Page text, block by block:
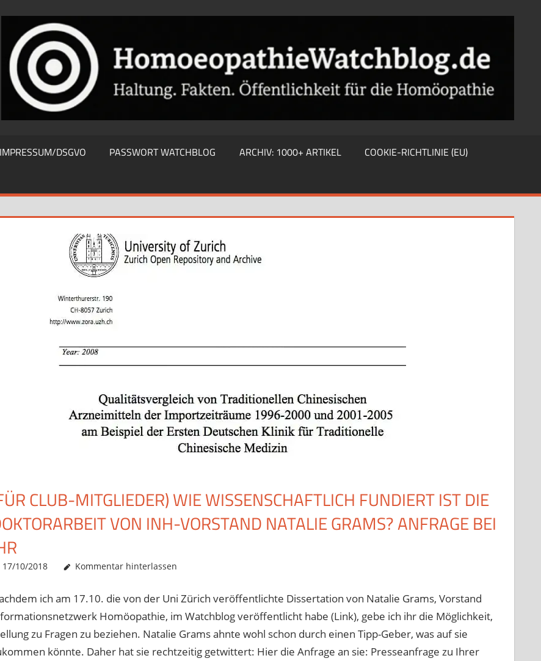
IMPRESSUM/DSGVO PASSWORT WATCHBLOG ARCHIV: 1000+ ARTIKEL
COOKIE-RICHTLINIE (EU)
CLUB-MITGLIEDER) WIE WISSENSCHAFTLICH FUNDIERT IST DIE
VON INH-VORSTAND NATALIE GRAMS? ANFRAGE BEI
17/10/2018 Christian J. Becker
Allgemein
Kommentar hinterlassen
ich am 17.10. die von der Uni Zürich veröffentlichte Dissertation von Natalie Grams, Vorstand
Homöopathie, im Watchblog veröffentlicht habe (Link), gebe ich ihr die Möglichkeit,
zu Fragen zu beziehen. Natalie Grams ahnte wohl schon durch einen Tipp-Geber, was auf sie
könnte. Daher hat sie rechtzeitig getwittert: Hier die Anfrage an sie: Presseanfrage zu Ihrer